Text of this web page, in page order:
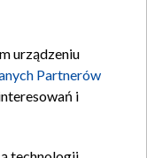
urządzeniu
Partnerów
i